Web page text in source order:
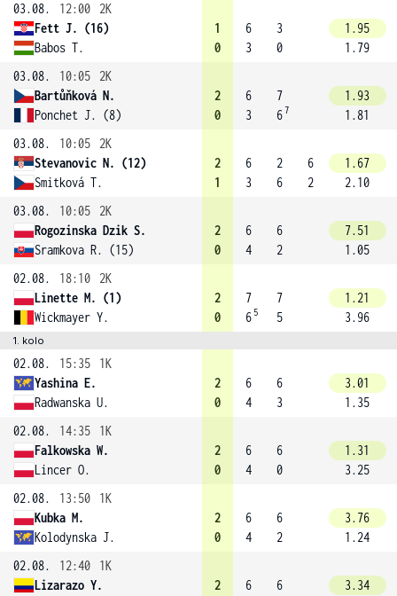
03.08.
12:00
2K
Fett J. (16)
Babos T.
1
0
6
3
3
0
1.95
1.79
03.08.
10:05
2K
Bartůňková N.
Ponchet J. (8)
2
0
6
3
7
67
1.93
1.81
03.08.
10:05
2K
Stevanovic N. (12)
Smitková T.
2
1
6
3
2
6
6
2
1.67
2.10
03.08.
10:05
2K
Rogozinska Dzik S.
Sramkova R. (15)
2
0
6
4
6
2
7.51
1.05
02.08.
18:10
2K
Linette M. (1)
Wickmayer Y.
2
0
7
6 5
7
5
1.21
3.96
1. kolo
02.08. 15:35
1K
Yashina E.
Radwanska U.
2
0
6
4
6
3
3.01
1.35
02.08.
14:35
1K
Falkowska W.
Lincer O.
2
0
6
4
6
0
1.31
3.25
02.08.
13:50
1K
Kubka M.
Kolodynska J.
2
0
6
4
6
2
3.76
1.24
02.08.
12:40
1K
Lizarazo Y.
2
6
6
3.34